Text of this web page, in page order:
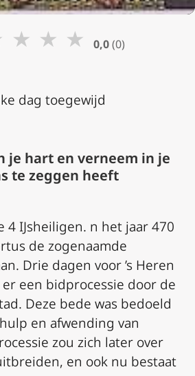
★ ★ ★ 0,0(0)
dag toegewijd
je hart en verneem in je
te zeggen heeft
4 IJsheiligen. n het jaar 470
de zogenaamde
Drie dagen voor ’s Heren
een bidprocessie door de
Deze bede was bedoeld
en afwending van
zou zich later over
en ook nu bestaat